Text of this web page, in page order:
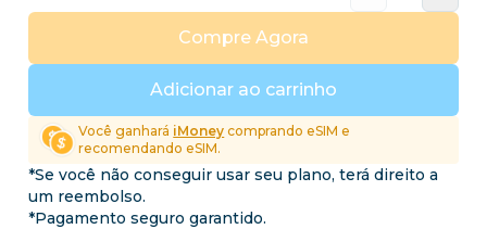
Adicionar ao carrinho
Compre Agora
Você ganhará iMoney comprando eSIM e
recomendando eSIM.
*Se você não conseguir usar seu plano, terá direito a
um reembolso.
*Pagamento seguro garantido.